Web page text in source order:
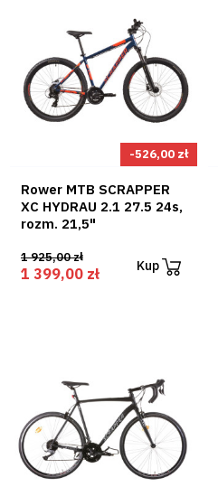
-526,00 zł
Rower MTB SCRAPPER
XC HYDRAU 2.1 27.5 24s,
rozm. 21,5"
1 925,00 zł
1 399,00 zł Kup